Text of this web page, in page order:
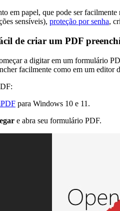
em papel, que pode ser
sensíveis), proteção por senha,
de criar um PDF
a digitar em um formulário
facilmente como em um editor
para Windows 10 e 11.
e abra seu formulário PDF.